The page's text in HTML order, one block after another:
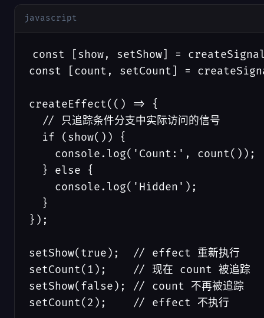
javascript
const [show, setShow] =
const [count, setCount] =
createEffect(() => {
  // 只追踪条件分支中实际访问的信号
  if (show()) {
    console.log('Count:', count());
  } else {
    console.log('Hidden');
  }
});
setShow(true);  // effect 重新执行
setCount(1);    // 现在 count 被追踪
setShow(false); // count 不再被追踪
setCount(2);    // effect 不执行